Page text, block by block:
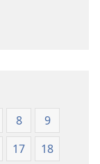
heliga
skrift
(2003)
heliga
skrift
(2003)
8
9
17
18